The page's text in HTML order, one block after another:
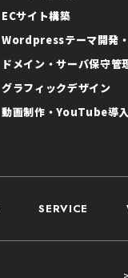
ECサイト構築
Wordpressテーマ開発
ドメイン・サーバ保守管
グラフィックデザイン
動画制作・YouTube導
SERVICE